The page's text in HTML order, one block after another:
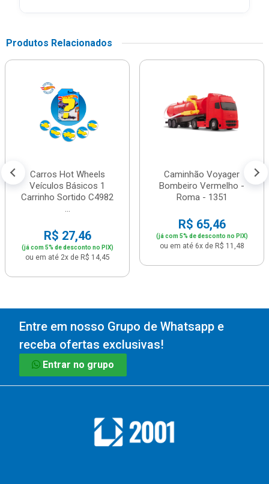
Produtos Relacionados
Carros Hot Wheels
Veículos Básicos 1
Carrinho Sortido C4982
...
R$ 27,46
(já com 5% de desconto no PIX)
ou em até 2x de R$ 14,45
Caminhão Voyager
Bombeiro Vermelho -
Roma - 1351
R$ 65,46
(já com 5% de desconto no PIX)
ou em até 6x de R$ 11,48
Entre em nosso Grupo de Whatsapp e
receba ofertas exclusivas!
Entrar no grupo